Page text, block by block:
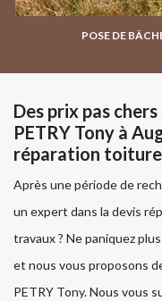
POSE DE
Des prix pas
PETRY Tony à
réparation toiture
Après une période de
un expert dans la devis
travaux ? Ne paniquez
et nous vous proposons
PETRY Tony. Nous vous